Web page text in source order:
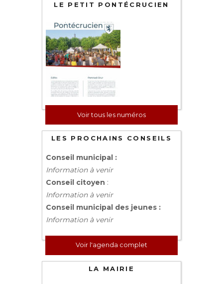
LE PETIT PONTÉCRUCIEN
Voir tous les numéros
LES PROCHAINS CONSEILS
Conseil municipal :
Information à venir
Conseil citoyen :
Information à venir
Conseil municipal des jeunes :
Information à venir
Voir l'agenda complet
LA MAIRIE